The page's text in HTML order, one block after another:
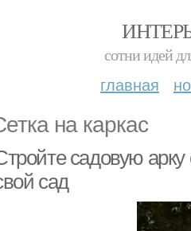
сотни идей
главная
на каркас
садовую
сад